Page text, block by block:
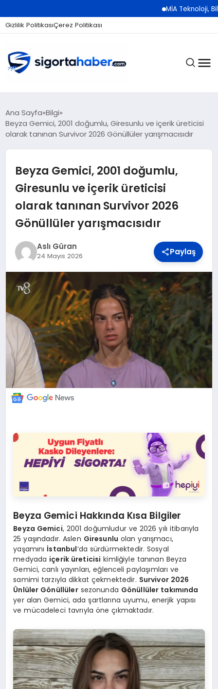
MİA Teknoloji, Bilişim
Gizlilik PolitikasıÇerez Politikası
SIGORTA
EKONOMI
DÜNYA
BILIM VE TEKNOLOJI
OTOMOBIL
KÜNYE
İLETIŞIM
Ana Sayfa Bilgi
Beyza Gemici, 2001 doğumlu, Giresunlu ve içerik üreticisi
olarak tanınan Survivor 2026 Gönüllüler yarışmacısıdır
Beyza Gemici, 2001 doğumlu,
Giresunlu ve içerik üreticisi
olarak tanınan Survivor 2026
Gönüllüler yarışmacısıdır
Aslı Güran
24 Mayıs 2026 Paylaş
Beyza Gemici Hakkında Kısa Bilgiler
Beyza Gemici, 2001 doğumludur ve 2026 yılı itibarıyla
25 yaşındadır. Aslen Giresunlu olan yarışmacı,
yaşamını İstanbul‘da sürdürmektedir. Sosyal
medyada içerik üreticisi kimliğiyle tanınan Beyza
Gemici, canlı yayınları, eğlenceli paylaşımları ve
samimi tarzıyla dikkat çekmektedir. Survivor 2026
Ünlüler Gönüllülersezonunda Gönüllüler takımında
yer alan Gemici, ada şartlarına uyumu, enerjik yapısı
ve mücadeleci tavrıyla öne çıkmaktadır.